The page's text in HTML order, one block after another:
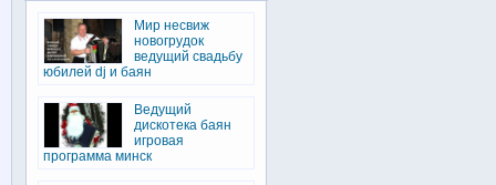
Мир несвиж
новогрудок
ведущий свадьбу
юбилей dj и баян
Ведущий
дискотека баян
игровая
программа минск